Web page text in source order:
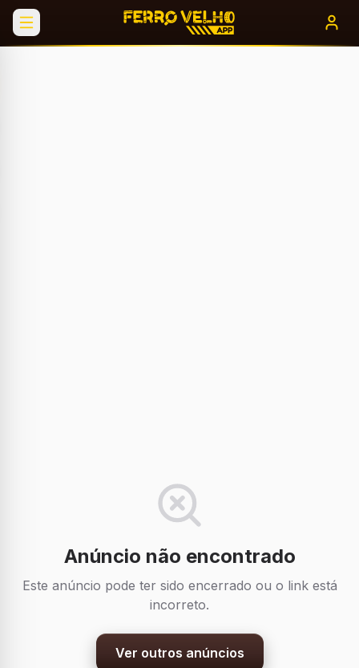
Anúncio não encontrado
Este anúncio pode ter sido encerrado ou o link está
incorreto.
Ver outros anúncios